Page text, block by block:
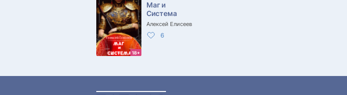
18+
Маг и
Система
Алексей Елисеев
6